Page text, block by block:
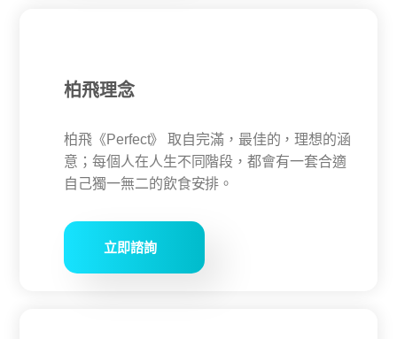
柏飛理念
柏飛《Perfect》 取自完滿，最佳的，理想的涵
意；​每個人在人生不同階段，都會有一套合適
自己獨一無二的飲食安排。
立即諮詢